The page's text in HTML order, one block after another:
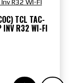
TCL TAC-
INV R32 WI-FI